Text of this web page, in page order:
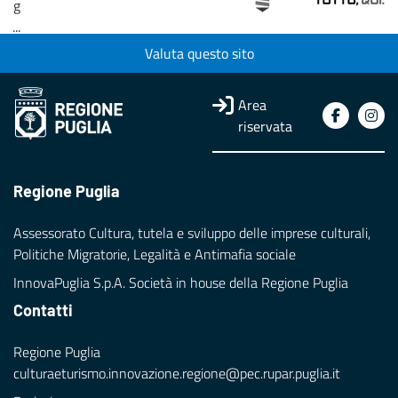
g
...
Valuta questo sito
Area
riservata
Regione Puglia
Assessorato Cultura, tutela e sviluppo delle imprese culturali,
Politiche Migratorie, Legalità e Antimafia sociale
InnovaPuglia S.p.A. Società in house della Regione Puglia
Contatti
Regione Puglia
culturaeturismo.innovazione.regione@pec.rupar.puglia.it